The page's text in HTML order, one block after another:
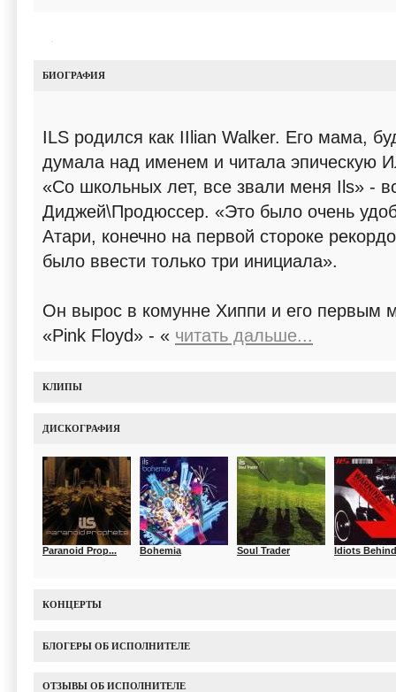
БИОГРАФИЯ
ILS родился как IIlian Walker. Его мама,
думала над именем и читала эпическую
«Cо школьных лет, все звали меня Ils» -
Диджей\Продюссер. «Это было очень
Атари, конечно на первой стороке
было ввести только три инициала».
Он вырос в комунне Хиппи и его первым
«Pink Floyd» - « читать дальше...
КЛИПЫ
ДИСКОГРАФИЯ
Paranoid Prop... Bohemia Soul Trader Idiots
КОНЦЕРТЫ
БЛОГЕРЫ ОБ ИСПОЛНИТЕЛЕ
ОТЗЫВЫ ОБ ИСПОЛНИТЕЛЕ